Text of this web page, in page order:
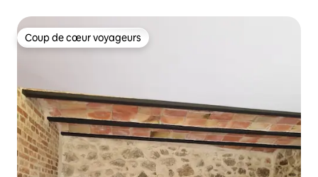
Coup de cœur voyageurs
Coup de cœur voyageurs